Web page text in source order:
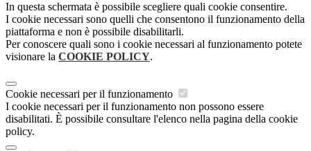
In questa schermata è possibile scegliere quali cookie consentire.
I cookie necessari sono quelli che consentono il funzionamento della
piattaforma e non è possibile disabilitarli.
Per conoscere quali sono i cookie necessari al funzionamento potete
visionare la COOKIE POLICY.
Cookie necessari per il funzionamento
I cookie necessari per il funzionamento non possono essere
disabilitati. È possibile consultare l'elenco nella pagina della cookie
policy.